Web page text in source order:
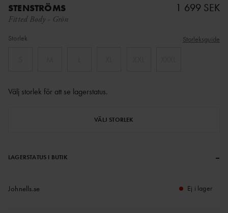
STENSTRÖMS
Fitted Body - Grön
1 699 SEK
Storlek Storleksguide
Välj storlek för att se lagerstatus.
VÄLJ STORLEK
LAGERSTATUS I BUTIK –
Johnells.se Ej i lager